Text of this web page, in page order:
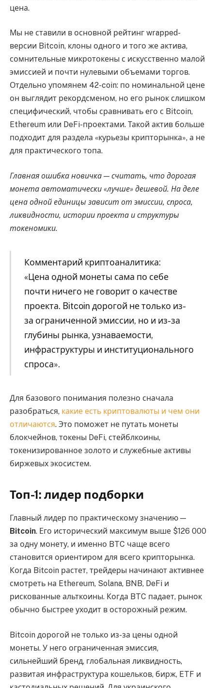
цена.
Мы не ставили в основной рейтинг wrapped-
версии Bitcoin, клоны одного и того же актива,
сомнительные микротокены с искусственно малой
эмиссией и почти нулевыми объемами торгов.
Отдельно упомянем 42-coin: по номинальной цене
он выглядит рекордсменом, но его рынок слишком
специфический, чтобы сравнивать его с Bitcoin,
Ethereum или DeFi-проектами. Такой актив больше
подходит для раздела «курьезы крипторынка», а не
для практического топа.
Главная ошибка новичка — считать, что дорогая
монета автоматически «лучше» дешевой. На деле
цена одной единицы зависит от эмиссии, спроса,
ликвидности, истории проекта и структуры
токеномики.
Комментарий криптоаналитика:
«Цена одной монеты сама по себе
почти ничего не говорит о качестве
проекта. Bitcoin дорогой не только из-
за ограниченной эмиссии, но и из-за
глубины рынка, узнаваемости,
инфраструктуры и институционального
спроса».
Для базового понимания полезно сначала
разобраться, какие есть криптовалюты и чем они
отличаются. Это поможет не путать монеты
блокчейнов, токены DeFi, стейблкоины,
токенизированное золото и служебные активы
биржевых экосистем.
Топ-1: лидер подборки
Главный лидер по практическому значению —
Bitcoin. Его исторический максимум выше $126 000
за одну монету, и именно BTC чаще всего
становится ориентиром для всего крипторынка.
Когда Bitcoin растет, трейдеры начинают активнее
смотреть на Ethereum, Solana, BNB, DeFi и
рискованные альткоины. Когда BTC падает, рынок
обычно быстрее уходит в осторожный режим.
Bitcoin дорогой не только из-за цены одной
монеты. У него ограниченная эмиссия,
сильнейший бренд, глобальная ликвидность,
развитая инфраструктура кошельков, бирж, ETF и